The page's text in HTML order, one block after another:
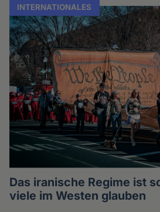
INTERNATIONALES
Das iranische Regime ist
viele im Westen glauben